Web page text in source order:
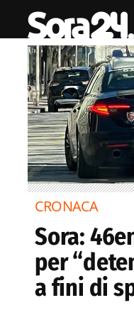
CRONACA
Sora:
per
a fini di